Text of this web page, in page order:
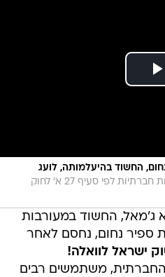
החשוד בהיעלמותה, לועג
תיעוד ברשתות חברתיות לפי סעיף 27 א' לחוק
ג'מאל, החשוד במעורבות
ספיר נחום, נחסם לאחר
ישראל לוואלה!
משתמשים רבים